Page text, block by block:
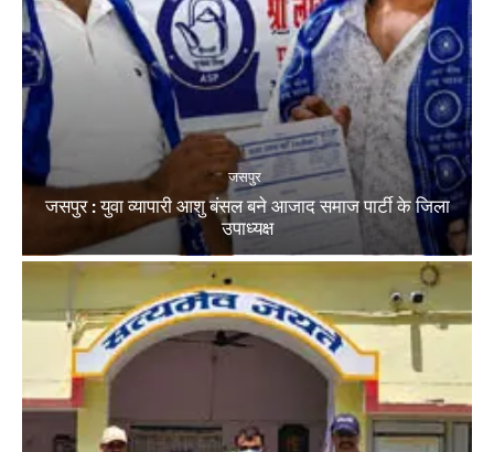
जसपुर
जसपुर : युवा व्यापारी आशु बंसल बने आजाद समाज पार्टी के जिला
उपाध्यक्ष